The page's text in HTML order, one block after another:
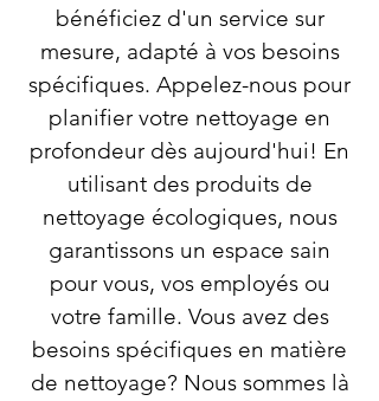
bénéficiez d'un service sur
mesure, adapté à vos besoins
spécifiques. Appelez-nous pour
planifier votre nettoyage en
profondeur dès aujourd'hui! En
utilisant des produits de
nettoyage écologiques, nous
garantissons un espace sain
pour vous, vos employés ou
votre famille. Vous avez des
besoins spécifiques en matière
de nettoyage? Nous sommes là